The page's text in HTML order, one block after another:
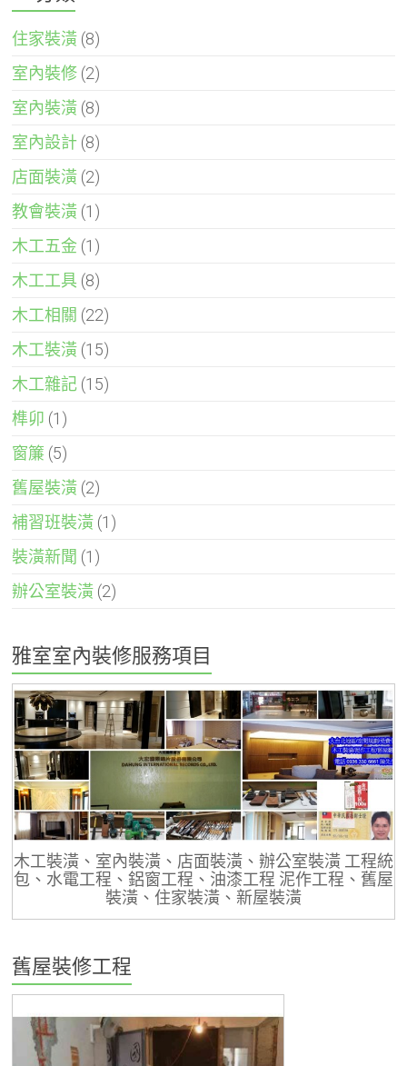
住家裝潢 (8)
室內裝修 (2)
室內裝潢 (8)
室內設計 (8)
店面裝潢 (2)
教會裝潢 (1)
木工五金 (1)
木工工具 (8)
木工相關 (22)
木工裝潢 (15)
木工雜記 (15)
榫卯 (1)
窗簾 (5)
舊屋裝潢 (2)
補習班裝潢 (1)
裝潢新聞 (1)
辦公室裝潢 (2)
雅室室內裝修服務項目
木工裝潢、室內裝潢、店面裝潢、辦公室裝潢 工程統
包、水電工程、鋁窗工程、油漆工程 泥作工程、舊屋
裝潢、住家裝潢、新屋裝潢
舊屋裝修工程